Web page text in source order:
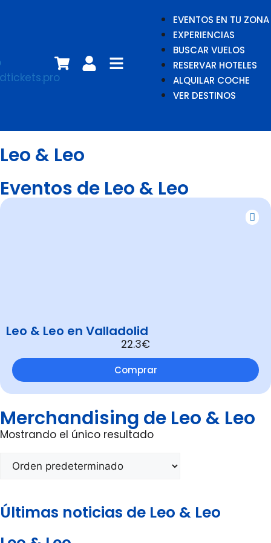
EVENTOS EN TU ZONA
EXPERIENCIAS
BUSCAR VUELOS
RESERVAR HOTELES
ALQUILAR COCHE
VER DESTINOS
Leo & Leo
Eventos de Leo & Leo
Leo & Leo en Valladolid
22.3€
Comprar
Merchandising de Leo & Leo
Mostrando el único resultado
Últimas noticias de Leo & Leo